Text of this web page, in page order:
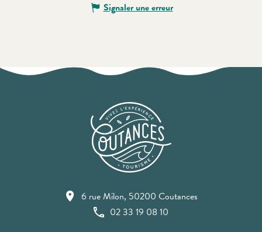
Signaler une erreur
6 rue Milon, 50200 Coutances
02 33 19 08 10